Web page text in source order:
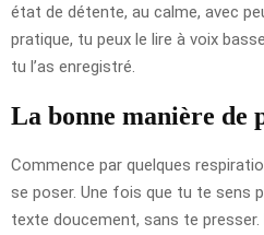
état de détente, au calme, avec
pratique, tu peux le lire à voix
tu l’as enregistré.
La bonne manière de
Commence par quelques
se poser. Une fois que tu te sens
texte doucement, sans te presser.